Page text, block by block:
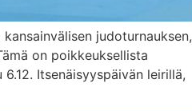
judoturnauksen,
on poikkeuksellista
Itsenäisyyspäivän leirillä,